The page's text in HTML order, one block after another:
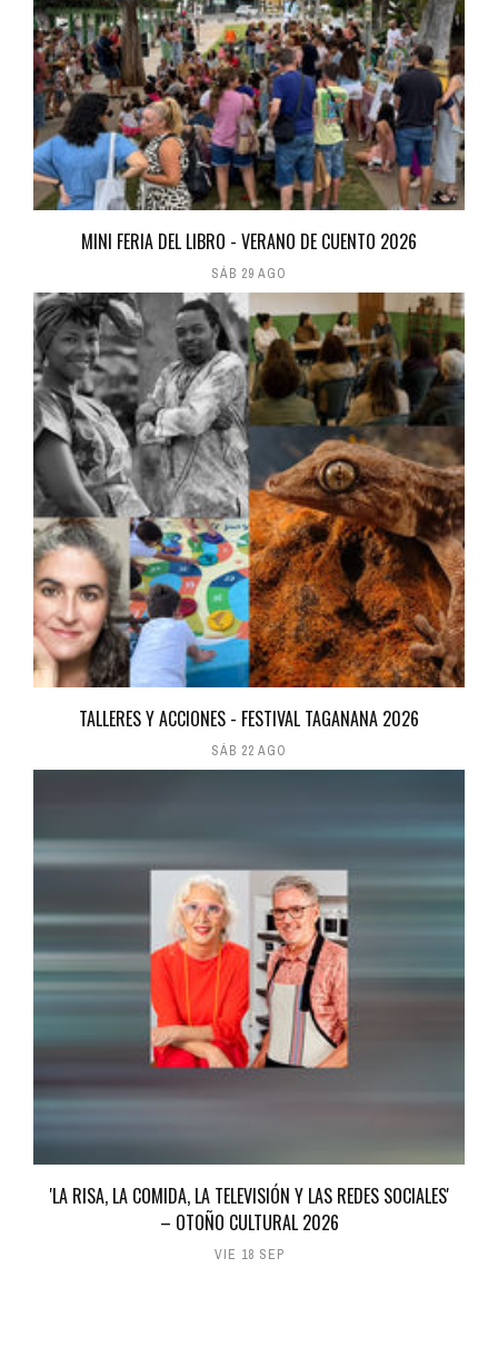
MINI FERIA DEL LIBRO - VERANO DE CUENTO 2026
SÁB 29 AGO
TALLERES Y ACCIONES - FESTIVAL TAGANANA 2026
SÁB 22 AGO
'LA RISA, LA COMIDA, LA TELEVISIÓN Y LAS REDES SOCIALES'
– OTOÑO CULTURAL 2026
VIE 18 SEP